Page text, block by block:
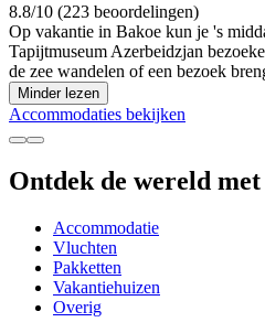
8.8/10 (223 beoordelingen)
Op vakantie in Bakoe kun je 's
Tapijtmuseum Azerbeidzjan
de zee wandelen of een bezoek
Minder lezen
Accommodaties bekijken
Ontdek de wereld
Accommodatie
Vluchten
Pakketten
Vakantiehuizen
Overig